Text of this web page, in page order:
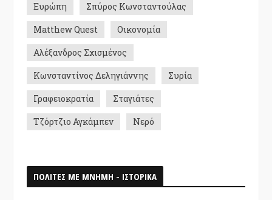
Ευρώπη
Σπύρος Κωνσταντούλας
Matthew Quest
Οικονομία
Αλέξανδρος Σχισμένος
Κωνσταντίνος Δεληγιάννης
Συρία
Γραφειοκρατία
Σταγιάτες
Τζόρτζιο Αγκάμπεν
Νερό
ΠΟΛΙΤΕΣ ΜΕ ΜΝΗΜΗ - ΙΣΤΟΡΙΚΑ